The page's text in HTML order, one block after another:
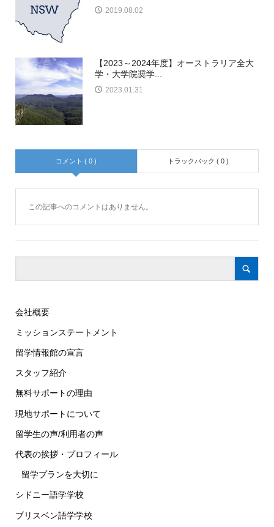
2019.08.02
【2023～2024年度】オーストラリア全大
学・大学院奨学...
2023.01.31
コメント ( 0 ) トラックバック ( 0 )
この記事へのコメントはありません。
会社概要
ミッションステートメント
留学情報館の宣言
スタッフ紹介
無料サポートの理由
現地サポートについて
留学生の声/利用者の声
代表の挨拶・プロフィール
留学プランを大切に
シドニー語学学校
ブリスベン語学学校